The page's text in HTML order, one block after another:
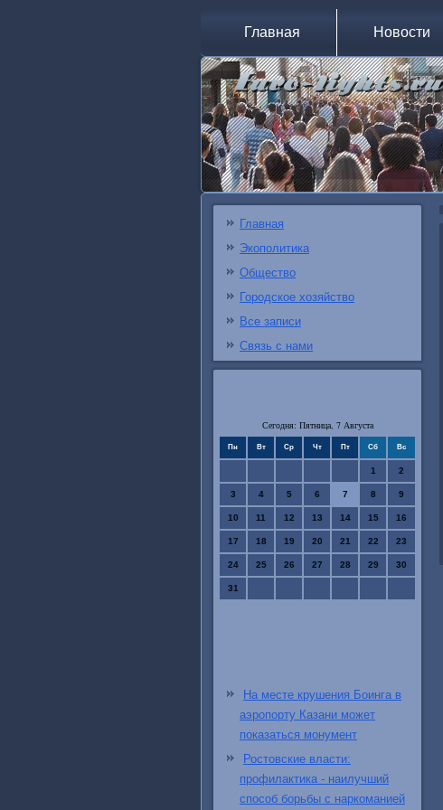
Главная Новости
Главная
Экополитика
Общество
Городское хозяйство
Все записи
Связь с нами
Сегодня: Пятница, 7 Августа
Пн Вт Ср Чт Пт Сб Вс
1 2
3 4 5 6 7 8 9
10 11 12 13 14 15 16
17 18 19 20 21 22 23
24 25 26 27 28 29 30
31
На месте крушения Боинга в
аэропорту Казани может
показаться монумент
Ростовские власти:
профилактика - наилучший
способ борьбы с наркоманией